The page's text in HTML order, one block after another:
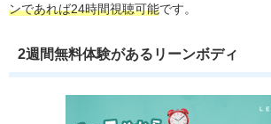
ンであれば24時間視聴可能です。
2週間無料体験があるリーンボディ